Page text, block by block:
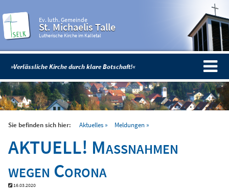
Ev. luth. Gemeinde
St. Michaelis Talle
Lutherische Kirche im Kalletal
»Verlässliche Kirche durch klare Botschaft!«
Sie befinden sich hier: Aktuelles Meldungen
AKTUELL! Maßnahmen
wegen Corona
16.03.2020